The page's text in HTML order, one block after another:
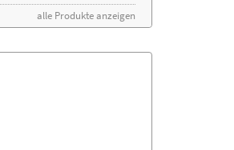
alle Produkte anzeigen